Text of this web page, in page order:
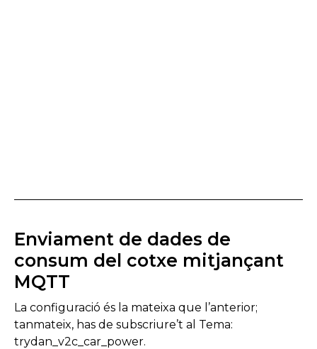
Enviament de dades de
consum del cotxe mitjançant
MQTT
La configuració és la mateixa que l’anterior;
tanmateix, has de subscriure’t al Tema:
trydan_v2c_car_power.